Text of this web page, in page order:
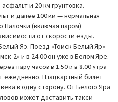
и 20 км грунтовка.
и далее 100 км — нормальная
Палочки (включая паром)
от скорости езды.
Яр. Поезд «Томск-Белый Яр»
2» и в 24.00 он уже в Белом Яре.
пару часов в 1.50 и в 8.00 утра
ежедневно. Плацкартный билет
в одну сторону. От Белого Яра
может доставить такси